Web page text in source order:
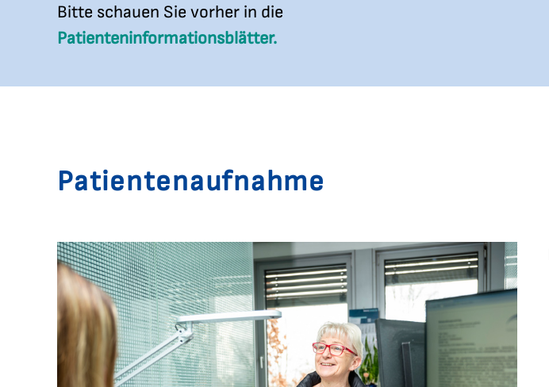
Bitte schauen Sie vorher in die
Patienteninformationsblätter.
Patientenaufnahme